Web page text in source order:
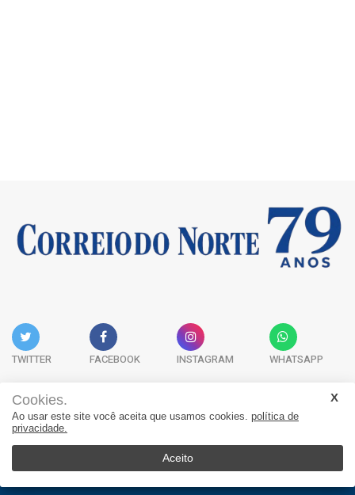
TWITTER FACEBOOK INSTAGRAM WHATSAPP
Acervo Digital Fale Conosco Quem Somos
Cookies.
Ao usar este site você aceita que usamos cookies. política de
privacidade.
Aceito